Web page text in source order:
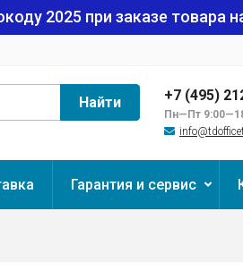
2025 при заказе товара
+7 (495)
Пн—Пт
Найти
Гарантия и сервис